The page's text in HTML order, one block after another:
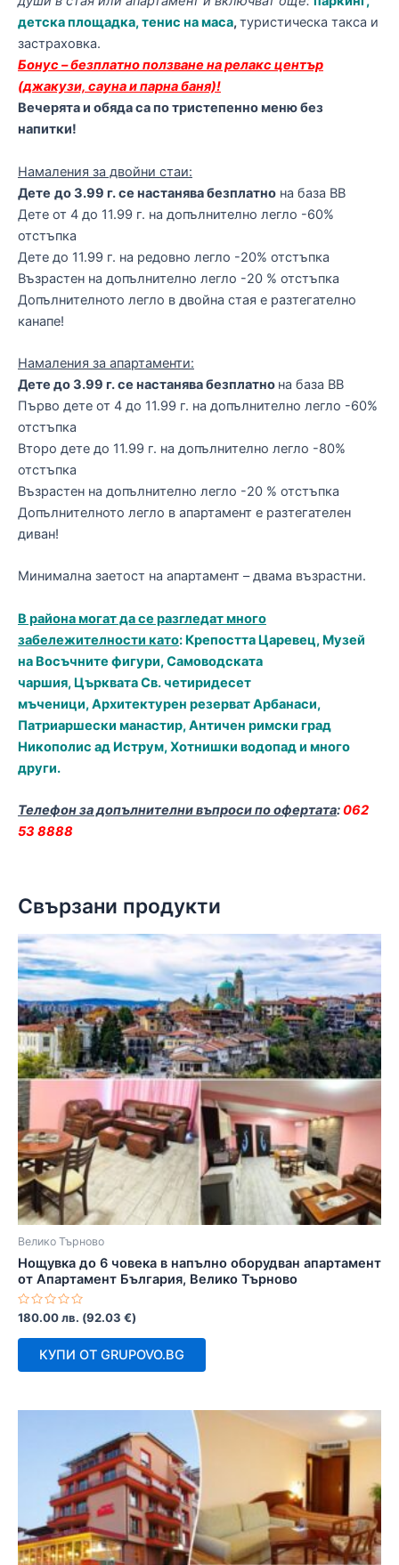
детска площадка, тенис на маса,туристическа такса и
застраховка.
Бонус – безплатно ползване на релакс център
(джакузи, сауна и парна баня)!
Вечерята и обяда са по тристепенно меню без
напитки!
Намаления за двойни стаи:
Дете до 3.99 г. се настанява безплатно на база BB
Дете от 4 до 11.99 г. на допълнително легло -60%
отстъпка
Дете до 11.99 г. на редовно легло -20% отстъпка
Възрастен на допълнително легло -20 % отстъпка
Допълнителното легло в двойна стая е разтегателно
канапе!
Намаления за апартаменти:
Дете до 3.99 г. се настанява безплатно на база BB
Първо дете от 4 до 11.99 г. на допълнително легло -60%
отстъпка
Второ дете до 11.99 г. на допълнително легло -80%
отстъпка
Възрастен на допълнително легло -20 % отстъпка
Допълнителното легло в апартамент е разтегателен
диван!
Минимална заетост на апартамент – двама възрастни.
В района могат да се разгледат много
забележителности като: Крепостта Царевец, Музей
на Восъчните фигури, Самоводската
чаршия, Църквата Св. четиридесет
мъченици, Архитектурен резерват Арбанаси,
Патриаршески манастир, Античен римски град
Никополис ад Иструм, Хотнишки водопад и много
други.
Телефон за допълнителни въпроси по офертата:062
53 8888
Свързани продукти
Велико Търново
Нощувка до 6 човека в напълно оборудван апартамент
от Апартамент България, Велико Търново
Оценено
с
0
180.00лв. (92.03 €)
КУПИ ОТ GRUPOVO.BG